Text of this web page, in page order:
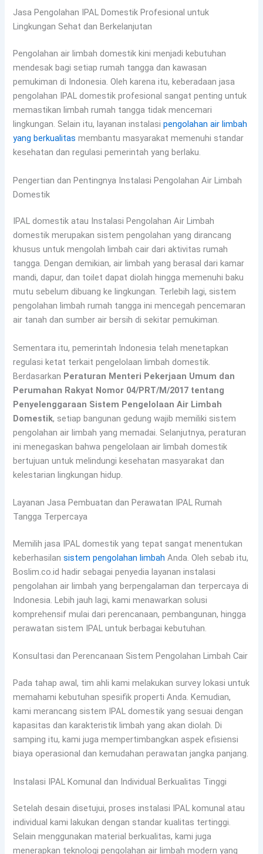
Jasa Pengolahan IPAL Domestik Profesional untuk
Lingkungan Sehat dan Berkelanjutan
Pengolahan air limbah domestik kini menjadi kebutuhan
mendesak bagi setiap rumah tangga dan kawasan
pemukiman di Indonesia. Oleh karena itu, keberadaan jasa
pengolahan IPAL domestik profesional sangat penting untuk
memastikan limbah rumah tangga tidak mencemari
lingkungan. Selain itu, layanan instalasipengolahan air limbah
yang berkualitas membantu masyarakat memenuhi standar
kesehatan dan regulasi pemerintah yang berlaku.
Pengertian dan Pentingnya Instalasi Pengolahan Air Limbah
Domestik
IPAL domestik atau Instalasi Pengolahan Air Limbah
domestik merupakan sistem pengolahan yang dirancang
khusus untuk mengolah limbah cair dari aktivitas rumah
tangga. Dengan demikian, air limbah yang berasal dari kamar
mandi, dapur, dan toilet dapat diolah hingga memenuhi baku
mutu sebelum dibuang ke lingkungan. Terlebih lagi, sistem
pengolahan limbah rumah tangga ini mencegah pencemaran
air tanah dan sumber air bersih di sekitar pemukiman.
Sementara itu, pemerintah Indonesia telah menetapkan
regulasi ketat terkait pengelolaan limbah domestik.
Berdasarkan Peraturan Menteri Pekerjaan Umum dan
Perumahan Rakyat Nomor 04/PRT/M/2017 tentang
Penyelenggaraan Sistem Pengelolaan Air Limbah
Domestik, setiap bangunan gedung wajib memiliki sistem
pengolahan air limbah yang memadai. Selanjutnya, peraturan
ini menegaskan bahwa pengelolaan air limbah domestik
bertujuan untuk melindungi kesehatan masyarakat dan
kelestarian lingkungan hidup.
Layanan Jasa Pembuatan dan Perawatan IPAL Rumah
Tangga Terpercaya
Memilih jasa IPAL domestik yang tepat sangat menentukan
keberhasilansistem pengolahan limbahAnda. Oleh sebab itu,
Boslim.co.id hadir sebagai penyedia layanan instalasi
pengolahan air limbah yang berpengalaman dan terpercaya di
Indonesia. Lebih jauh lagi, kami menawarkan solusi
komprehensif mulai dari perencanaan, pembangunan, hingga
perawatan sistem IPAL untuk berbagai kebutuhan.
Konsultasi dan Perencanaan Sistem Pengolahan Limbah Cair
Pada tahap awal, tim ahli kami melakukan survey lokasi untuk
memahami kebutuhan spesifik properti Anda. Kemudian,
kami merancang sistem IPAL domestik yang sesuai dengan
kapasitas dan karakteristik limbah yang akan diolah. Di
samping itu, kami juga mempertimbangkan aspek efisiensi
biaya operasional dan kemudahan perawatan jangka panjang.
Instalasi IPAL Komunal dan Individual Berkualitas Tinggi
Setelah desain disetujui, proses instalasi IPAL komunal atau
individual kami lakukan dengan standar kualitas tertinggi.
Selain menggunakan material berkualitas, kami juga
menerapkan teknologi pengolahan air limbah modern yang